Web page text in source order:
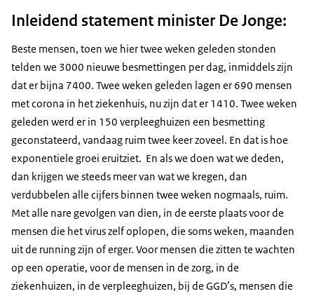
Inleidend statement minister De Jonge:
Beste mensen, toen we hier twee weken geleden stonden
telden we 3000 nieuwe besmettingen per dag, inmiddels zijn
dat er bijna 7400. Twee weken geleden lagen er 690 mensen
met corona in het ziekenhuis, nu zijn dat er 1410. Twee weken
geleden werd er in 150 verpleeghuizen een besmetting
geconstateerd, vandaag ruim twee keer zoveel. En dat is hoe
exponentiele groei eruitziet. En als we doen wat we deden,
dan krijgen we steeds meer van wat we kregen, dan
verdubbelen alle cijfers binnen twee weken nogmaals, ruim.
Met alle nare gevolgen van dien, in de eerste plaats voor de
mensen die het virus zelf oplopen, die soms weken, maanden
uit de running zijn of erger. Voor mensen die zitten te wachten
op een operatie, voor de mensen in de zorg, in de
ziekenhuizen, in de verpleeghuizen, bij de GGD’s, mensen die